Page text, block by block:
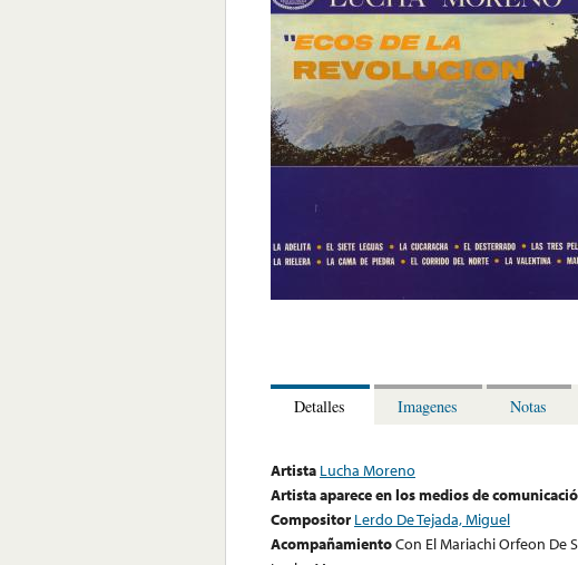
Detalles Imagenes Notas
Artista Lucha Moreno
Artista aparece en los medios de
Compositor Lerdo De Tejada, Miguel
AcompañamientoCon El Mariachi Orfeon De